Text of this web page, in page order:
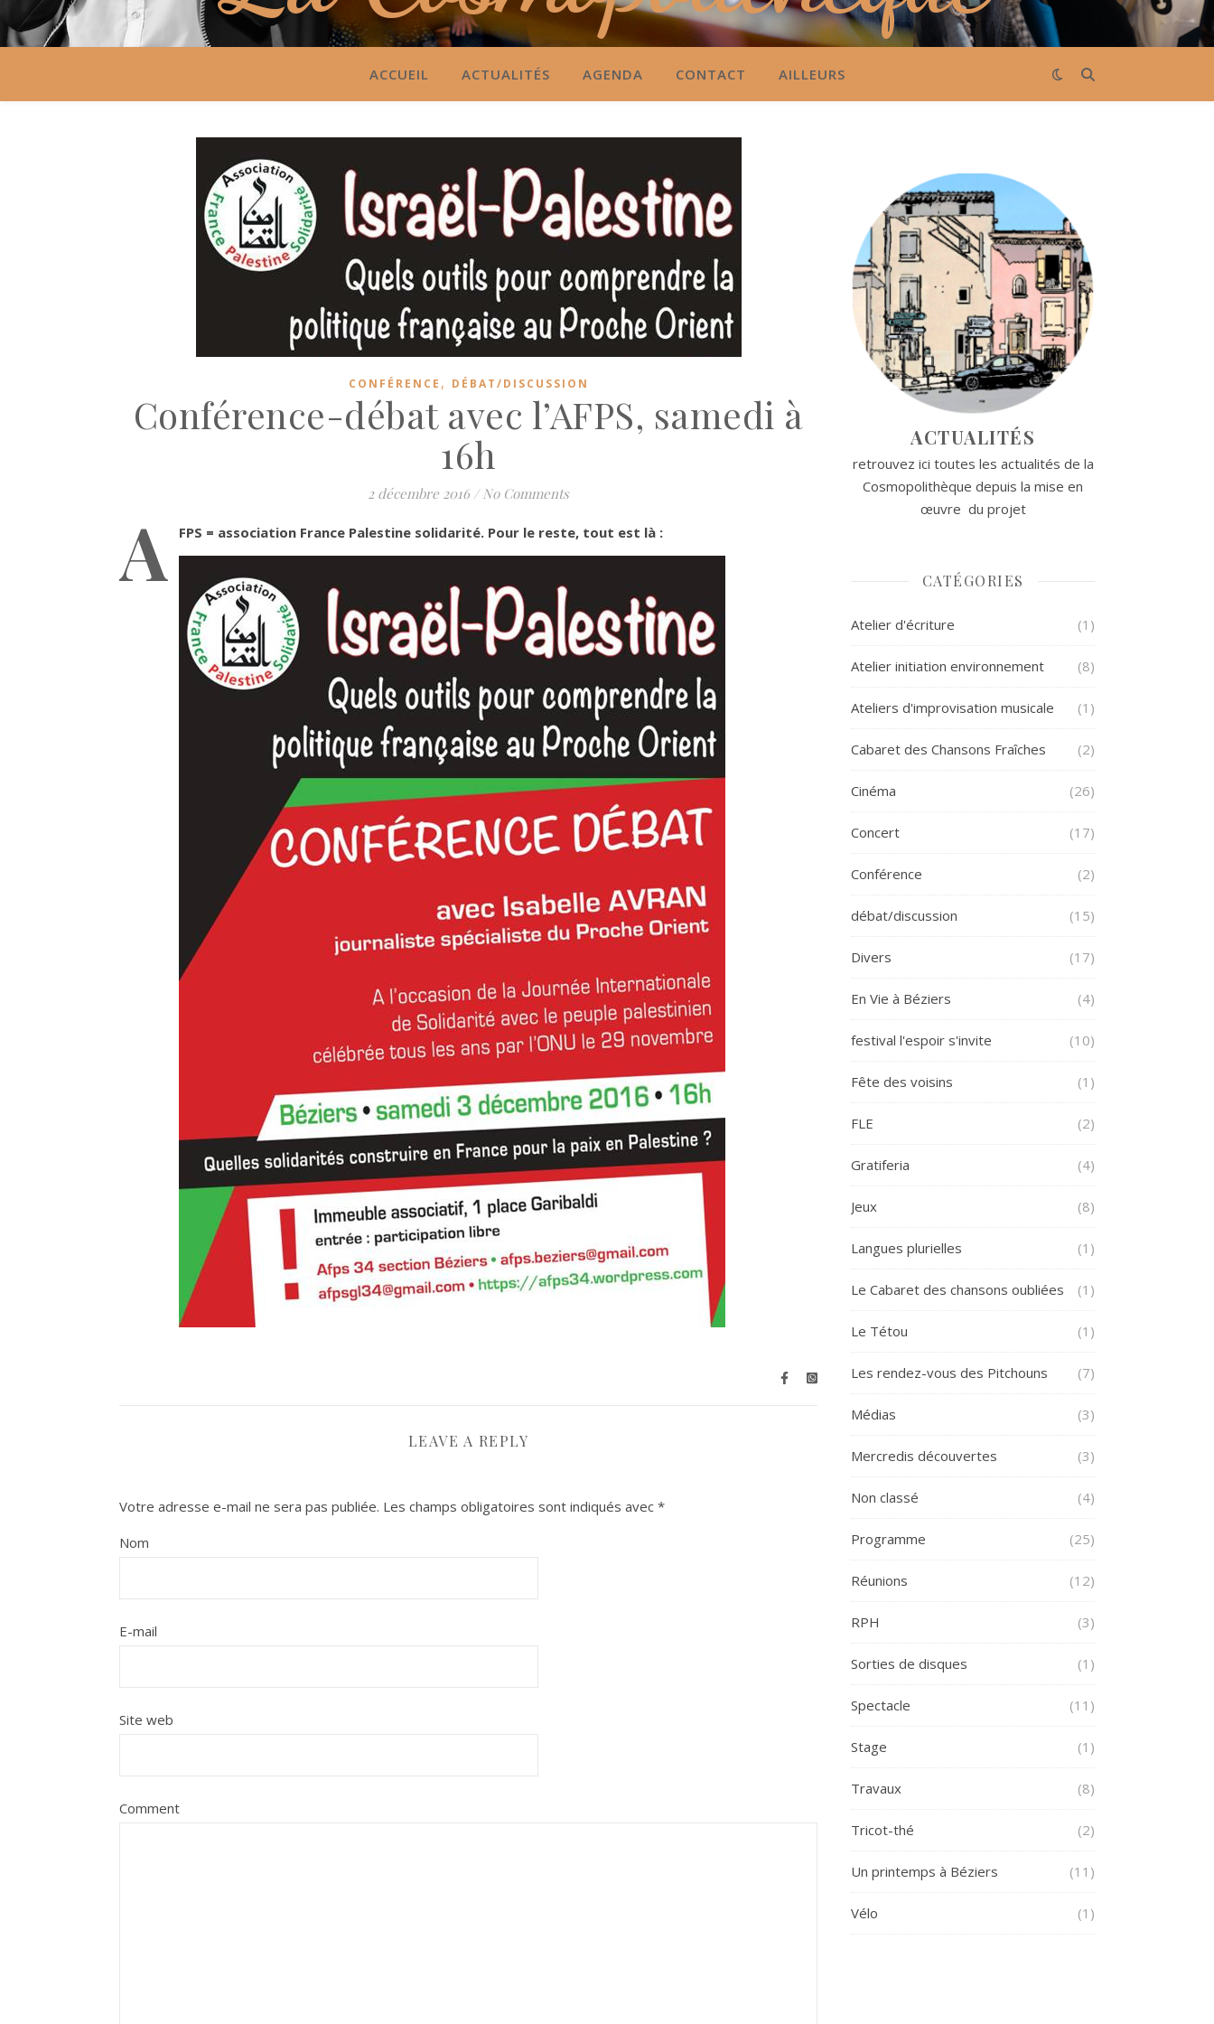
ACCUEIL ACTUALITÉS AGENDA CONTACT AILLEURS
CONFÉRENCE , DÉBAT/DISCUSSION
Conférence-débat avec l’AFPS, samedi à
16h
2 décembre 2016 / No Comments
A FPS = association France Palestine solidarité. Pour le reste, tout est là :
LEAVE A REPLY
Votre adresse e-mail ne sera pas publiée. Les champs obligatoires sont indiqués avec *
Nom
E-mail
Site web
Comment
ACTUALITÉS
retrouvez ici toutes les actualités de la
Cosmopolithèque depuis la mise en
œuvre du projet
CATÉGORIES
Atelier d'écriture (1)
Atelier initiation environnement (8)
Ateliers d'improvisation musicale (1)
Cabaret des Chansons Fraîches (2)
Cinéma (26)
Concert (17)
Conférence (2)
débat/discussion (15)
Divers (17)
En Vie à Béziers (4)
festival l'espoir s'invite (10)
Fête des voisins (1)
FLE (2)
Gratiferia (4)
Jeux (8)
Langues plurielles (1)
Le Cabaret des chansons oubliées (1)
Le Tétou (1)
Les rendez-vous des Pitchouns (7)
Médias (3)
Mercredis découvertes (3)
Non classé (4)
Programme (25)
Réunions (12)
RPH (3)
Sorties de disques (1)
Spectacle (11)
Stage (1)
Travaux (8)
Tricot-thé (2)
Un printemps à Béziers (11)
Vélo (1)